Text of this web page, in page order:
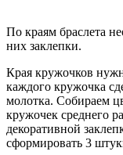
По краям браслета
них заклепки.
Края кружочков
каждого кружочка
молотка. Собираем
кружочек среднего
декоративной
сформировать 3